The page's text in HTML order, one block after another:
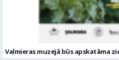
Valmieras muzejā būs apskatāma